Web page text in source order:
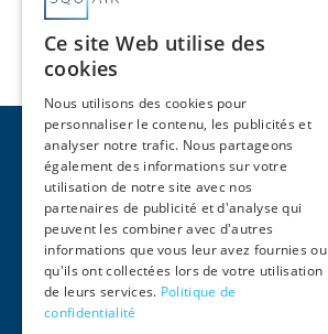
Pages
Accueil
Activités
Ce site Web utilise des
cookies
Nous utilisons des cookies pour
personnaliser le contenu, les publicités et
analyser notre trafic. Nous partageons
également des informations sur votre
utilisation de notre site avec nos
partenaires de publicité et d'analyse qui
peuvent les combiner avec d'autres
informations que vous leur avez fournies ou
qu'ils ont collectées lors de votre utilisation
de leurs services. Politique de
confidentialité